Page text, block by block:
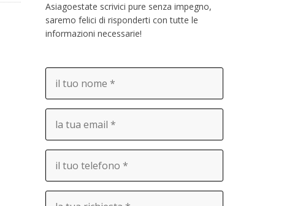
Asiagoestate scrivici pure senza impegno,
saremo felici di risponderti con tutte le
informazioni necessarie!